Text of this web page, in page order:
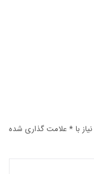
با * علامت گذاری شده